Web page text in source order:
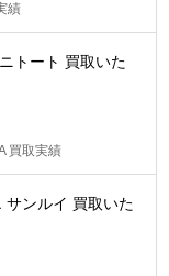
績
トート 買取いた
買取実績
サンルイ 買取いた